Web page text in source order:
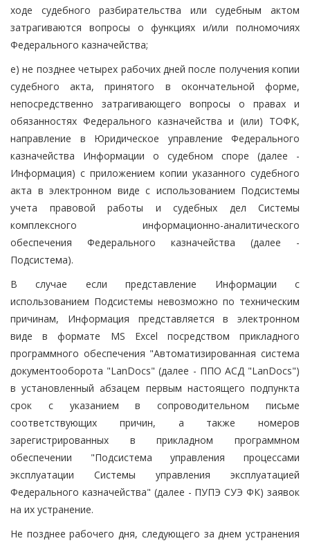
ходе судебного разбирательства или судебным актом
затрагиваются вопросы о функциях и/или полномочиях
Федерального казначейства;
е) не позднее четырех рабочих дней после получения копии
судебного акта, принятого в окончательной форме,
непосредственно затрагивающего вопросы о правах и
обязанностях Федерального казначейства и (или) ТОФК,
направление в Юридическое управление Федерального
казначейства Информации о судебном споре (далее -
Информация) с приложением копии указанного судебного
акта в электронном виде с использованием Подсистемы
учета правовой работы и судебных дел Системы
комплексного информационно-аналитического
обеспечения Федерального казначейства (далее -
Подсистема).
В случае если представление Информации с
использованием Подсистемы невозможно по техническим
причинам, Информация представляется в электронном
виде в формате MS Excel посредством прикладного
программного обеспечения "Автоматизированная система
документооборота "LanDocs" (далее - ППО АСД "LanDocs")
в установленный абзацем первым настоящего подпункта
срок с указанием в сопроводительном письме
соответствующих причин, а также номеров
зарегистрированных в прикладном программном
обеспечении "Подсистема управления процессами
эксплуатации Системы управления эксплуатацией
Федерального казначейства" (далее - ПУПЭ СУЭ ФК) заявок
на их устранение.
Не позднее рабочего дня, следующего за днем устранения